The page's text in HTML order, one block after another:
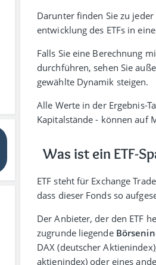
Darunter finden Sie zu
entwicklung des ETFs in
Falls Sie eine Berechnung
durch­führen, sehen Sie
gewählte Dynamik steigen.
Alle Werte in der Ergebnis-
Kapital­stände - können auf
Was ist ein ETF-
ETF steht für Exchange
dass dieser Fonds so
Der Anbieter, der den ETF
zugrunde liegende
DAX (deutscher
aktien­index) oder eines